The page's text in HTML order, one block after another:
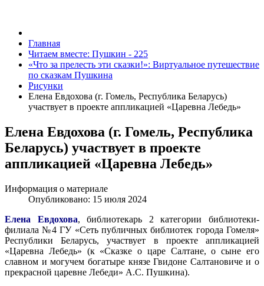
Главная
Читаем вместе: Пушкин - 225
«Что за прелесть эти сказки!»: Виртуальное путешествие
по сказкам Пушкина
Рисунки
Елена Евдохова (г. Гомель, Республика Беларусь)
участвует в проекте аппликацией «Царевна Лебедь»
Елена Евдохова (г. Гомель, Республика
Беларусь) участвует в проекте
аппликацией «Царевна Лебедь»
Информация о материале
Опубликовано: 15 июля 2024
Елена Евдохова, библиотекарь 2 категории библиотеки-
филиала №4 ГУ «Сеть публичных библиотек города Гомеля»
Республики Беларусь, участвует в проекте аппликацией
«Царевна Лебедь» (к «Сказке о царе Салтане, о сыне его
славном и могучем богатыре князе Гвидоне Салтановиче и о
прекрасной царевне Лебеди» А.С. Пушкина).